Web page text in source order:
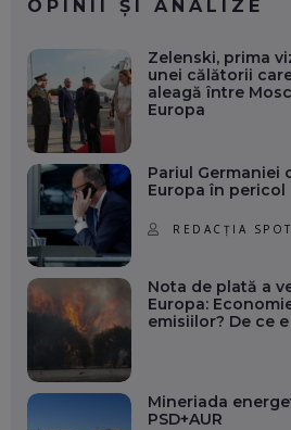
OPINII ȘI ANALIZE
Zelenski, prima
unei călătorii
aleagă între
Europa
Pariul Germaniei
Europa în pericol
REDACȚIA
Nota de plată a
Europa:
emisiilor? De ce
Mineriada
PSD+AUR